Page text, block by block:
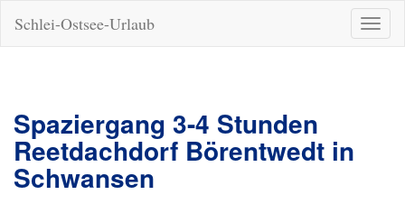
ein-/
Schlei-Ostsee-Urlaub
Spaziergang 3-4 Stunden
Reetdachdorf Börentwedt in
Schwansen